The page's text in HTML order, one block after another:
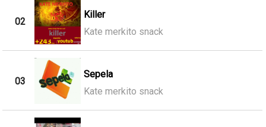
02
Killer
Kate merkito snack
03
Sepela
Kate merkito snack